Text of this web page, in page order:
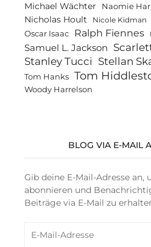
Michael Wächter Naomie
Nicholas Hoult Nicole Kidman
Oscar Isaac Ralph Fiennes
Samuel L. Jackson
Stanley Tucci Stellan
Tom Hanks Tom
Woody Harrelson
BLOG VIA E-MAIL
Gib deine E-Mail-Adresse an,
abonnieren und
Beiträge via E-Mail zu
Mail-